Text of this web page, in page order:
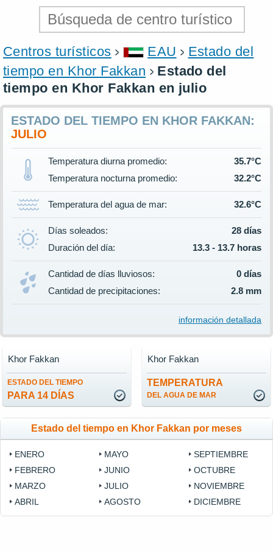
Centros turísticos EAU
Estado del
tiempo en Khor Fakkan
Estado del
tiempo en Khor Fakkan en julio
ESTADO DEL TIEMPO EN KHOR FAKKAN:
JULIO
Temperatura diurna promedio:
35.7°C
Temperatura nocturna promedio:
32.2°C
Temperatura del agua de mar: 32.6°C
Días soleados:
28 días
Duración del día:
13.3 - 13.7 horas
Cantidad de días lluviosos:
0 días
Cantidad de precipitaciones:
2.8 mm
información detallada
ESTADO DEL TIEMPO
PARA 14 DÍAS
Khor Fakkan
TEMPERATURA
DEL AGUA DE MAR
Khor Fakkan
Estado del tiempo en Khor Fakkan por meses
ENERO
FEBRERO
MARZO
ABRIL
MAYO
JUNIO
JULIO
AGOSTO
SEPTIEMBRE
OCTUBRE
NOVIEMBRE
DICIEMBRE